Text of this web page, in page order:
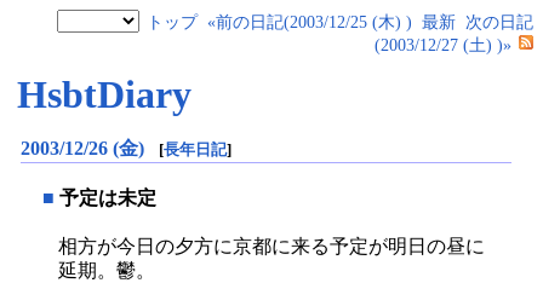
トップ «前の日記(2003/12/25 (木) ) 最新 次の日記
(2003/12/27 (土) )»
HsbtDiary
2003/12/26 (金) [長年日記]
■ 予定は未定
相方が今日の夕方に京都に来る予定が明日の昼に
延期。鬱。